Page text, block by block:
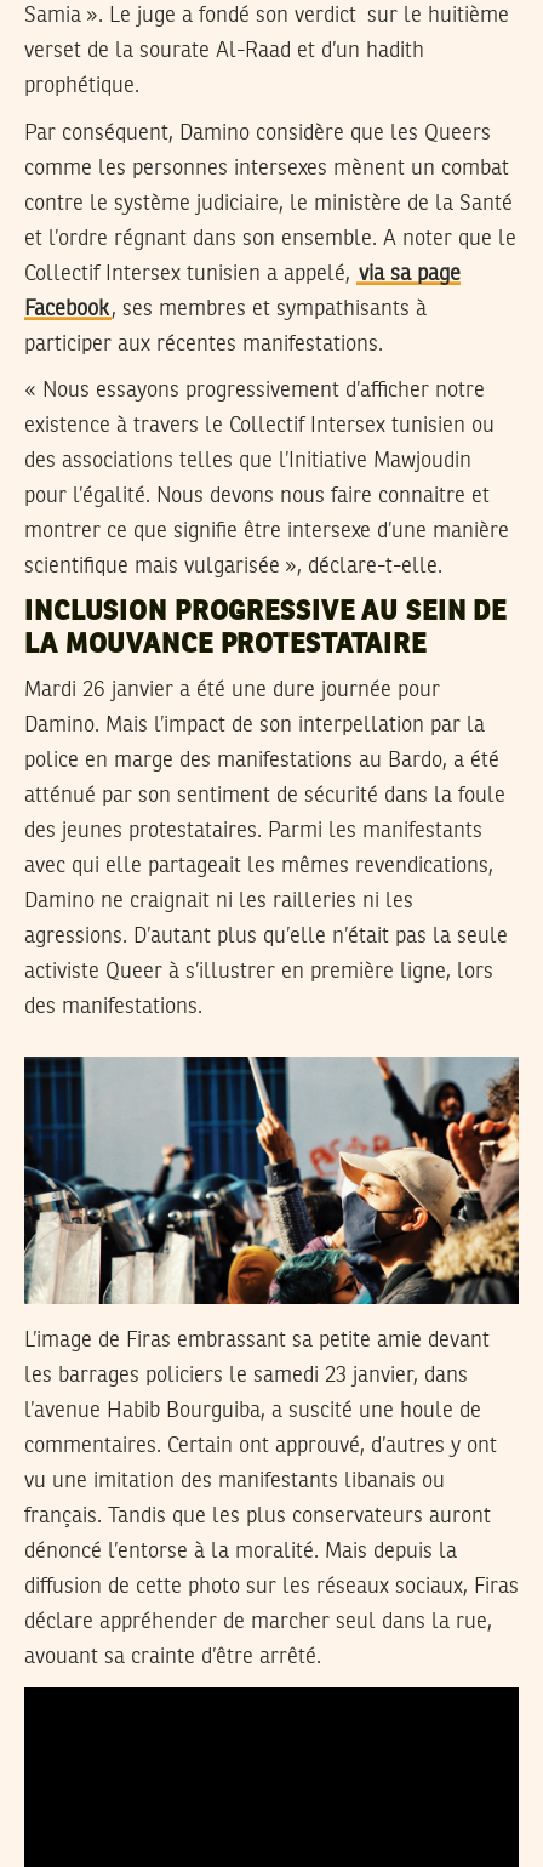
Samia ». Le juge a fondé son verdict sur le huitième
verset de la sourate Al-Raad et d’un hadith
prophétique.
Par conséquent, Damino considère que les Queers
comme les personnes intersexes mènent un combat
contre le système judiciaire, le ministère de la Santé
et l’ordre régnant dans son ensemble. A noter que le
Collectif Intersex tunisien a appelé, via sa page
Facebook, ses membres et sympathisants à
participer aux récentes manifestations.
« Nous essayons progressivement d’afficher notre
existence à travers le Collectif Intersex tunisien ou
des associations telles que l’Initiative Mawjoudin
pour l’égalité. Nous devons nous faire connaitre et
montrer ce que signifie être intersexe d’une manière
scientifique mais vulgarisée », déclare-t-elle.
INCLUSION PROGRESSIVE AU SEIN DE
LA MOUVANCE PROTESTATAIRE
Mardi 26 janvier a été une dure journée pour
Damino. Mais l’impact de son interpellation par la
police en marge des manifestations au Bardo, a été
atténué par son sentiment de sécurité dans la foule
des jeunes protestataires. Parmi les manifestants
avec qui elle partageait les mêmes revendications,
Damino ne craignait ni les railleries ni les
agressions. D’autant plus qu’elle n’était pas la seule
activiste Queer à s’illustrer en première ligne, lors
des manifestations.
L’image de Firas embrassant sa petite amie devant
les barrages policiers le samedi 23 janvier, dans
l’avenue Habib Bourguiba, a suscité une houle de
commentaires. Certain ont approuvé, d’autres y ont
vu une imitation des manifestants libanais ou
français. Tandis que les plus conservateurs auront
dénoncé l’entorse à la moralité. Mais depuis la
diffusion de cette photo sur les réseaux sociaux, Firas
déclare appréhender de marcher seul dans la rue,
avouant sa crainte d’être arrêté.